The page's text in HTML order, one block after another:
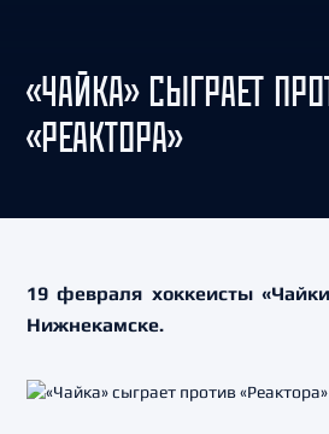
«ЧАЙКА» СЫГРАЕТ
«РЕАКТОРА»
19 февраля хоккеисты
Нижнекамске.